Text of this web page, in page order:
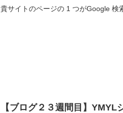
貴サイトのページの 1 つがGoogle 検
【ブログ２３週間目】YMYL